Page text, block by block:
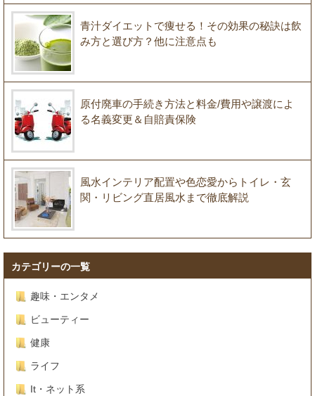
青汁ダイエットで痩せる！その効果の秘訣は飲
み方と選び方？他に注意点も
原付廃車の手続き方法と料金/費用や譲渡によ
る名義変更＆自賠責保険
風水インテリア配置や色恋愛からトイレ・玄
関・リビング直居風水まで徹底解説
カテゴリーの一覧
趣味・エンタメ
ビューティー
健康
ライフ
It・ネット系